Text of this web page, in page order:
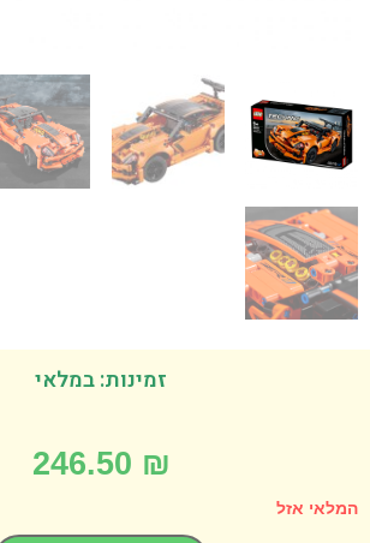
זמינות: במלאי
246.50
אזל